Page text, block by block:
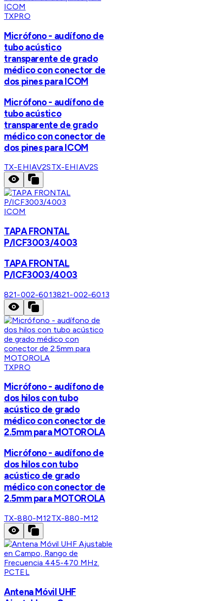
TXPRO
Micrófono - audífono de
tubo acústico
transparente de grado
médico con conector de
dos pines para ICOM
Micrófono - audífono de
tubo acústico
transparente de grado
médico con conector de
dos pines para ICOM
TX-EHIAV2STX-EHIAV2S
ICOM
TAPA FRONTAL
P/ICF3003/4003
TAPA FRONTAL
P/ICF3003/4003
821-002-6013821-002-6013
TXPRO
Micrófono - audífono de
dos hilos con tubo
acústico de grado
médico con conector de
2.5mm para MOTOROLA
Micrófono - audífono de
dos hilos con tubo
acústico de grado
médico con conector de
2.5mm para MOTOROLA
TX-880-M12TX-880-M12
PCTEL
Antena Móvil UHF